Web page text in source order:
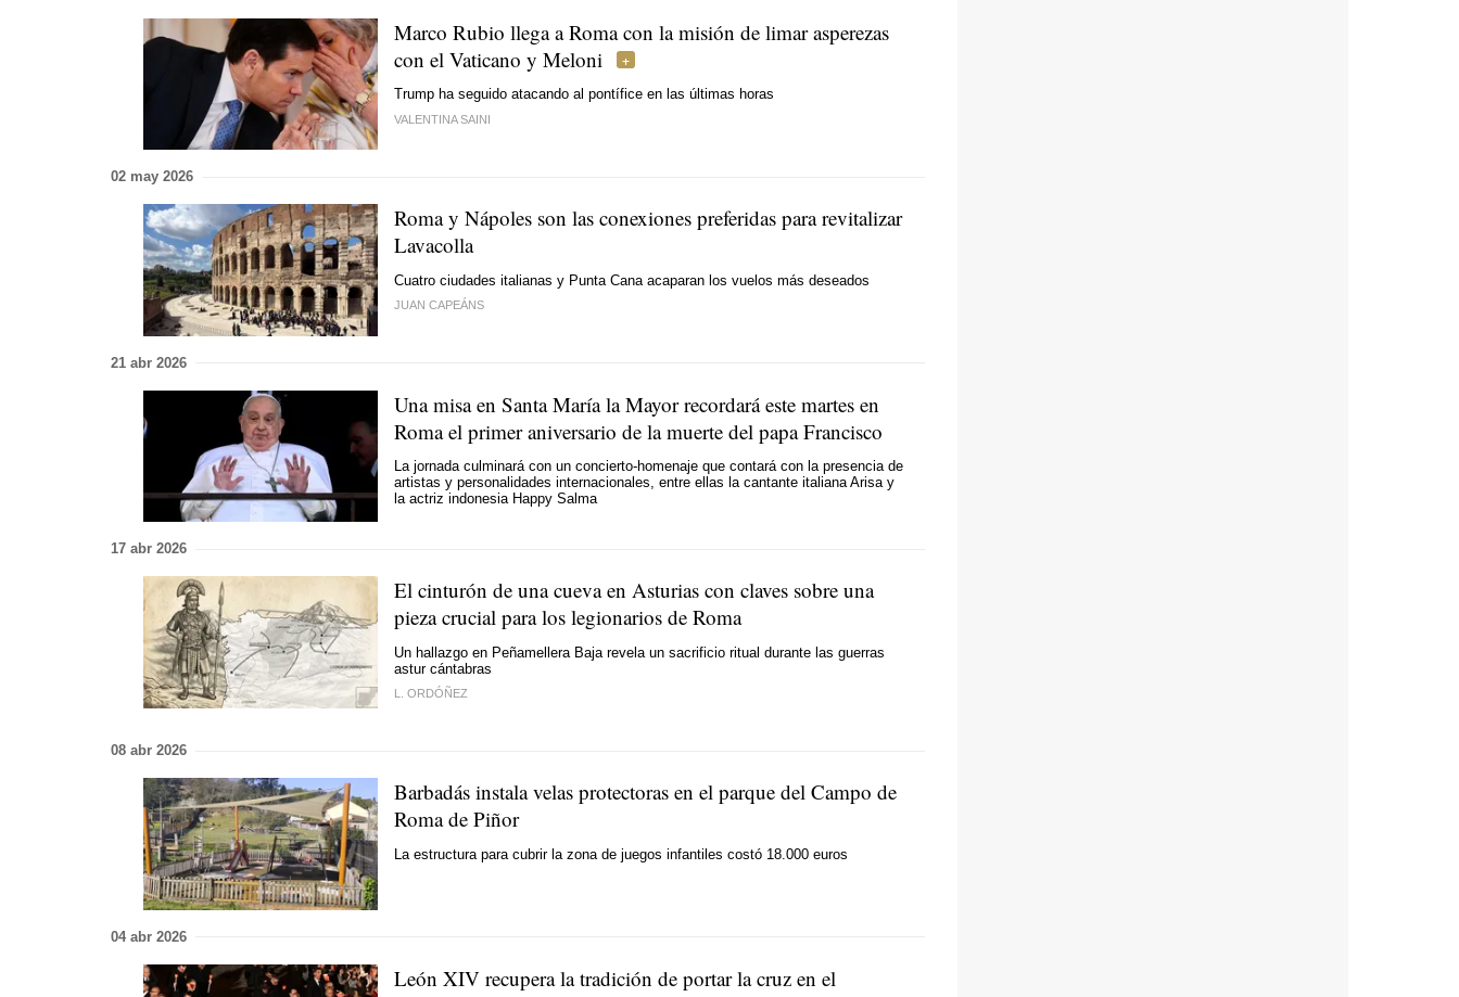
Marco Rubio llega a Roma con la misión de limar asperezas
con el Vaticano y Meloni
Trump ha seguido atacando al pontífice en las últimas horas
VALENTINA SAINI
02 may 2026
Roma y Nápoles son las conexiones preferidas para revitalizar
Lavacolla
Cuatro ciudades italianas y Punta Cana acaparan los vuelos más deseados
JUAN CAPEÁNS
21 abr 2026
Una misa en Santa María la Mayor recordará este martes en
Roma el primer aniversario de la muerte del papa Francisco
La jornada culminará con un concierto-homenaje que contará con la presencia de
artistas y personalidades internacionales, entre ellas la cantante italiana Arisa y
la actriz indonesia Happy Salma
17 abr 2026
El cinturón de una cueva en Asturias con claves sobre una
pieza crucial para los legionarios de Roma
Un hallazgo en Peñamellera Baja revela un sacrificio ritual durante las guerras
astur cántabras
L. ORDÓÑEZ
08 abr 2026
Barbadás instala velas protectoras en el parque del Campo de
Roma de Piñor
La estructura para cubrir la zona de juegos infantiles costó 18.000 euros
04 abr 2026
León XIV recupera la tradición de portar la cruz en el